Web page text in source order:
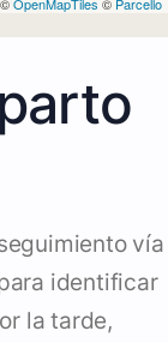
vía
identificar
la tarde,